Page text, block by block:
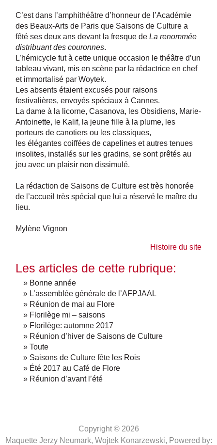
C’est dans l’amphithéâtre d’honneur de l’Académie
des Beaux-Arts de Paris que Saisons de Culture a
fêté ses deux ans devant la fresque de La renommée
distribuant des couronnes.
L’hémicycle fut à cette unique occasion le théâtre d’un
tableau vivant, mis en scène par la rédactrice en chef
et immortalisé par Woytek.
Les absents étaient excusés pour raisons
festivalières, envoyés spéciaux à Cannes.
La dame à la licorne, Casanova, les Obsidiens, Marie-
Antoinette, le Kalif, la jeune fille à la plume, les
porteurs de canotiers ou les classiques,
les élégantes coiffées de capelines et autres tenues
insolites, installés sur les gradins, se sont prêtés au
jeu avec un plaisir non dissimulé.
La rédaction de Saisons de Culture est très honorée
de l’accueil très spécial que lui a réservé le maître du
lieu.
Mylène Vignon
Histoire du site
Les articles de cette rubrique:
» Bonne année
» L’assemblée générale de l’AFPJAAL
» Réunion de mai au Flore
» Florilège mi – saisons
» Florilège: automne 2017
» Réunion d’hiver de Saisons de Culture
» Toute
» Saisons de Culture fête les Rois
» Été 2017 au Café de Flore
» Réunion d’avant l’été
Copyright © 2026
Maquette Jerzy Neumark, Wojtek Konarzewski, Powered by: